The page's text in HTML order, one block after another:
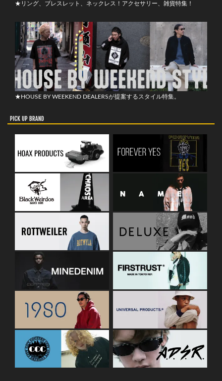
★リング、ブレスレット、ネックレス！アクセサリー、雑貨特集！
★HOUSE BY WEEKEND DEALERSが提案するスタイル特集。
PICK UP BRAND